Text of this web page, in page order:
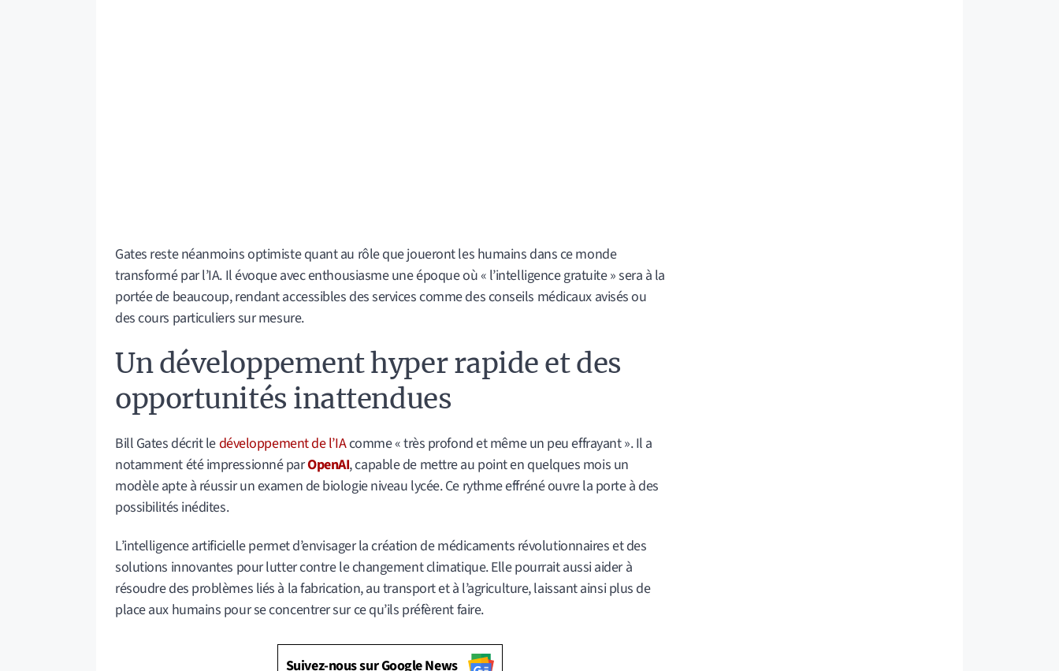
Gates reste néanmoins optimiste quant au rôle que joueront les humains dans ce monde
transformé par l’IA. Il évoque avec enthousiasme une époque où « l’intelligence gratuite » sera à la
portée de beaucoup, rendant accessibles des services comme des conseils médicaux avisés ou
des cours particuliers sur mesure.
Un développement hyper rapide et des
opportunités inattendues
Bill Gates décrit ledéveloppement de l’IAcomme « très profond et même un peu effrayant ». Il a
notamment été impressionné parOpenAI, capable de mettre au point en quelques mois un
modèle apte à réussir un examen de biologie niveau lycée. Ce rythme effréné ouvre la porte à des
possibilités inédites.
L’intelligence artificielle permet d’envisager la création de médicaments révolutionnaires et des
solutions innovantes pour lutter contre le changement climatique. Elle pourrait aussi aider à
résoudre des problèmes liés à la fabrication, au transport et à l’agriculture, laissant ainsi plus de
place aux humains pour se concentrer sur ce qu’ils préfèrent faire.
Suivez-nous sur Google News